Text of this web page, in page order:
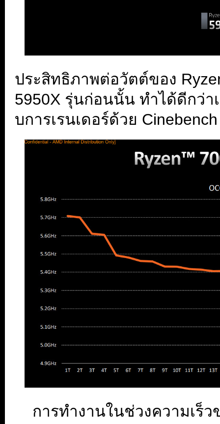
ประสิทธิภาพต่อวัตต์ของ
5950X รุ่นก่อนนั้น ทำได้ดีกว่า
บการเรนเดอร์ด้วย
การทำงานในช่วงความเร็